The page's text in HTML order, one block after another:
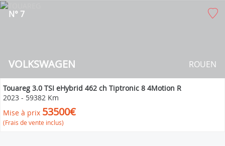
VOLKSWAGEN
N° 7
ROUEN
Touareg 3.0 TSI eHybrid 462 ch Tiptronic 8 4Motion R
2023 - 59382 Km
Mise à prix 53500€
(Frais de vente inclus)